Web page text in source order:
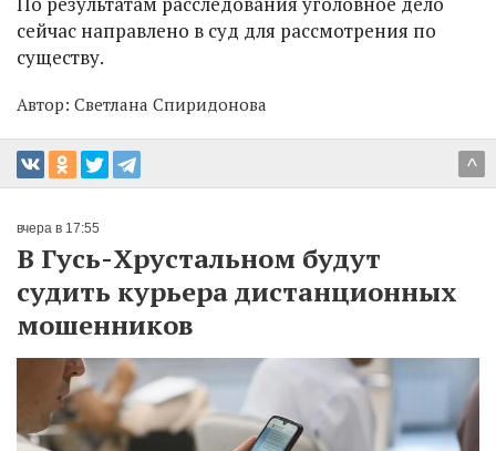
сейчас направлено в суд для рассмотрения по
существу.
Автор: Светлана Спиридонова
^
вчера в 17:55
В Гусь-Хрустальном будут
судить курьера дистанционных
мошенников